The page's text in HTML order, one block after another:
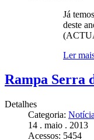
Já
deste
Ler
Rampa Serra
Detalhes
Categoria:
14 . maio . 2013
Acessos: 5454